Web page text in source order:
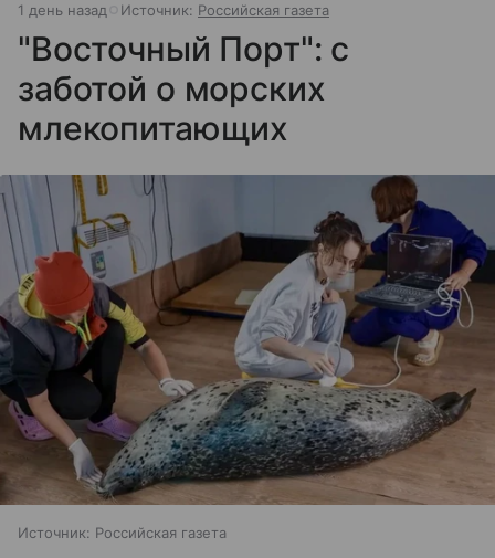
1 день назад Источник: Российская газета
"Восточный Порт": с
заботой о морских
млекопитающих
Источник: Российская газета